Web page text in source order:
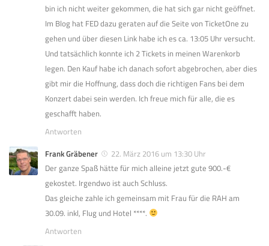
bin ich nicht weiter gekommen, die hat sich gar nicht geöffnet.
Im Blog hat FED dazu geraten auf die Seite von TicketOne zu
gehen und über diesen Link habe ich es ca. 13:05 Uhr versucht.
Und tatsächlich konnte ich 2 Tickets in meinen Warenkorb
legen. Den Kauf habe ich danach sofort abgebrochen, aber dies
gibt mir die Hoffnung, dass doch die richtigen Fans bei dem
Konzert dabei sein werden. Ich freue mich für alle, die es
geschafft haben.
Antworten
Frank Gräbener
22. März 2016 um 13:30 Uhr
Der ganze Spaß hätte für mich alleine jetzt gute 900.-€
gekostet. Irgendwo ist auch Schluss.
Das gleiche zahle ich gemeinsam mit Frau für die RAH am
30.09. inkl, Flug und Hotel ****.
Antworten